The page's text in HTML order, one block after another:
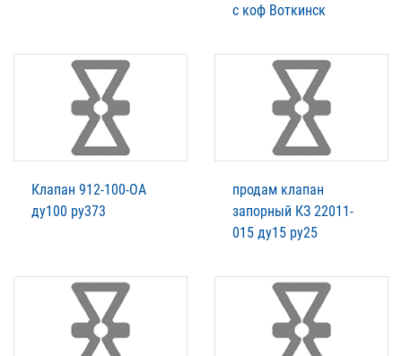
с коф Воткинск
Клапан 912-100-ОА
ду100 ру373
продам клапан
запорный КЗ 22011-
015 ду15 ру25